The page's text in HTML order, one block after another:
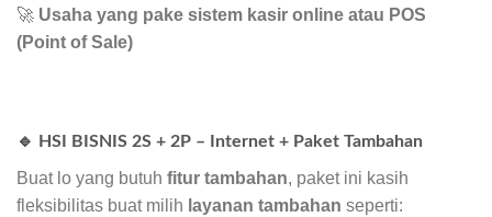
🚀 Usaha yang pake sistem kasir online atau POS
(Point of Sale)
🔹 HSI BISNIS 2S + 2P – Internet + Paket Tambahan
Buat lo yang butuh fitur tambahan, paket ini kasih
fleksibilitas buat milih layanan tambahan seperti: